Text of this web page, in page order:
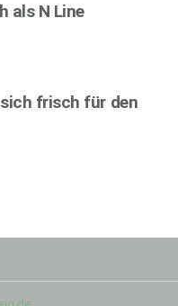
als N Line
frisch für den